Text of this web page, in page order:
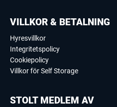
VILLKOR & BETALNING
Hyresvillkor
Integritetspolicy
Cookiepolicy
Villkor för Self Storage
STOLT MEDLEM AV